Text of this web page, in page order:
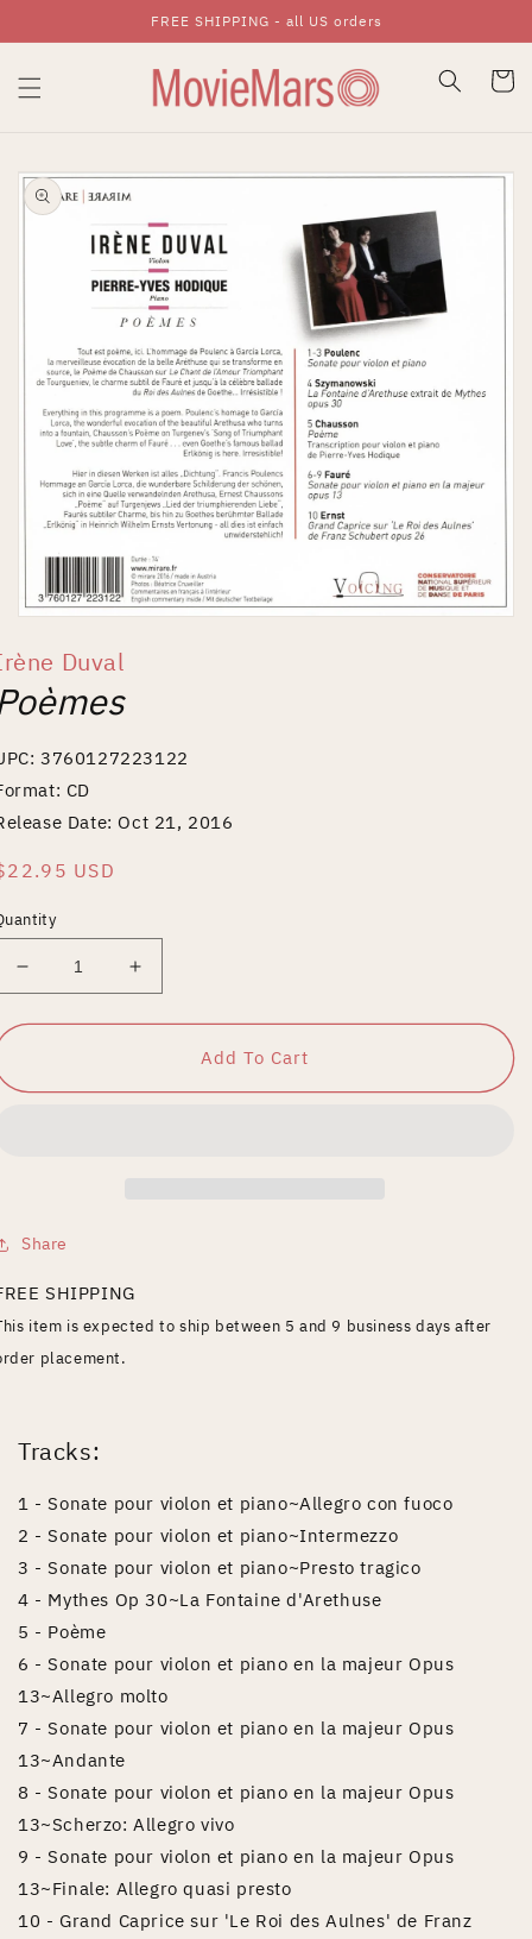
Skip To ContentFREE SHIPPING - all US orders
Cart
Skip To Product
Information
1
modal
Duval
3760127223122
CD
Date: Oct 21, 2016
USD
Decrease
quantity
for
Increase
quantity
for
PoèmesAdd To Cart
Share
SHIPPING
item is expected to ship between 5 and 9 business days after
placement.
Tracks:
1 - Sonate pour violon et piano~Allegro con fuoco
2 - Sonate pour violon et piano~Intermezzo
3 - Sonate pour violon et piano~Presto tragico
4 - Mythes Op 30~La Fontaine d'Arethuse
5 - Poème
6 - Sonate pour violon et piano en la majeur Opus
13~Allegro molto
7 - Sonate pour violon et piano en la majeur Opus
13~Andante
8 - Sonate pour violon et piano en la majeur Opus
13~Scherzo: Allegro vivo
9 - Sonate pour violon et piano en la majeur Opus
13~Finale: Allegro quasi presto
10 - Grand Caprice sur 'Le Roi des Aulnes' de Franz